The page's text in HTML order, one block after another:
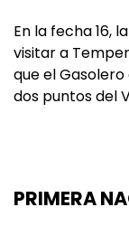
En la fecha 16,
visitar a
que el
dos puntos del
PRIMERA